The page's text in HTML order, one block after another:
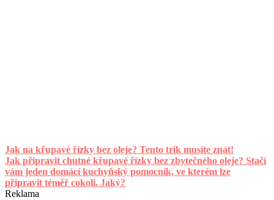
Jak na křupavé řízky bez oleje? Tento trik musíte znát!
Jak připravit chutné křupavé řízky bez zbytečného oleje? Stačí
vám jeden domácí kuchyňský pomocník, ve kterém lze
připravit téměř cokoli. Jaký?
Reklama